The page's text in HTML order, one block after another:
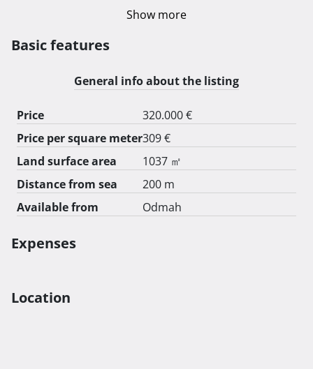
Show more
Basic features
General info about the listing
Price
320.000 €
Price per square meter309 €
Land surface area
1037 ㎡
Distance from sea
200 m
Available from
Odmah
Expenses
Location